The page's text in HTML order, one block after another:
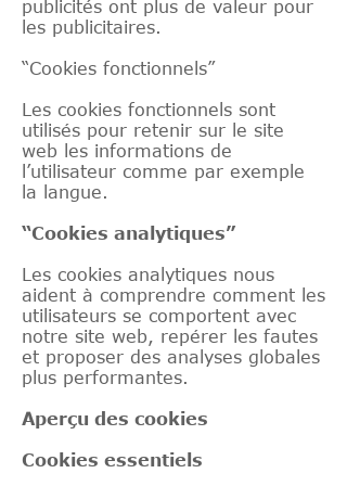
publicités ont plus de valeur pour
les publicitaires.
“Cookies fonctionnels”
Les cookies fonctionnels sont
utilisés pour retenir sur le site
web les informations de
l’utilisateur comme par exemple
la langue.
“Cookies analytiques”
Les cookies analytiques nous
aident à comprendre comment les
utilisateurs se comportent avec
notre site web, repérer les fautes
et proposer des analyses globales
plus performantes.
Aperçu des cookies
Cookies essentiels